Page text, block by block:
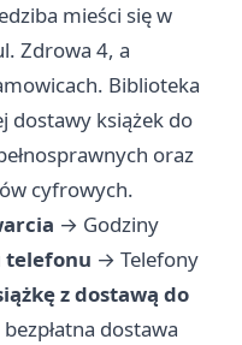
mieści się w
Zdrowa 4, a
Biblioteka
dostawy książek do
oraz
cyfrowych.
→ Godziny
telefonu → Telefony
z dostawą do
dostawa